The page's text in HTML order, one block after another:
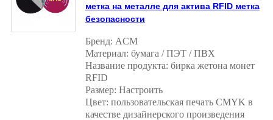
метка на металле для актива RFID метка
безопасности
Бренд: ACM
Материал: бумага / ПЭТ / ПВХ
Название продукта: бирка жетона монет
RFID
Размер: Настроить
Цвет: пользовательская печать CMYK в
качестве дизайнерского произведения